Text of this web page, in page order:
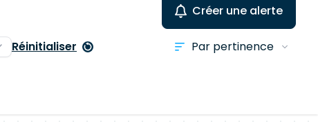
Créer une alerte
Réinitialiser